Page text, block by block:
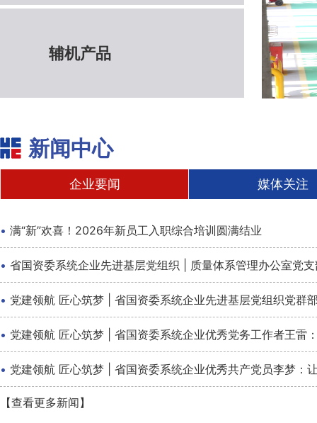
辅机产品
新闻中心
企业要闻 媒体关注
· 满“新”欢喜！2026年新员工入职综合培训圆满结业
· 省国资委系统企业先进基层党组织 | 质量体系管理办公室党
· 党建领航 匠心筑梦 | 省国资委系统企业先进基层党组织党群
· 党建领航 匠心筑梦 | 省国资委系统企业优秀党务工作者王雷
· 党建领航 匠心筑梦 | 省国资委系统企业优秀共产党员李梦：
【查看更多新闻】